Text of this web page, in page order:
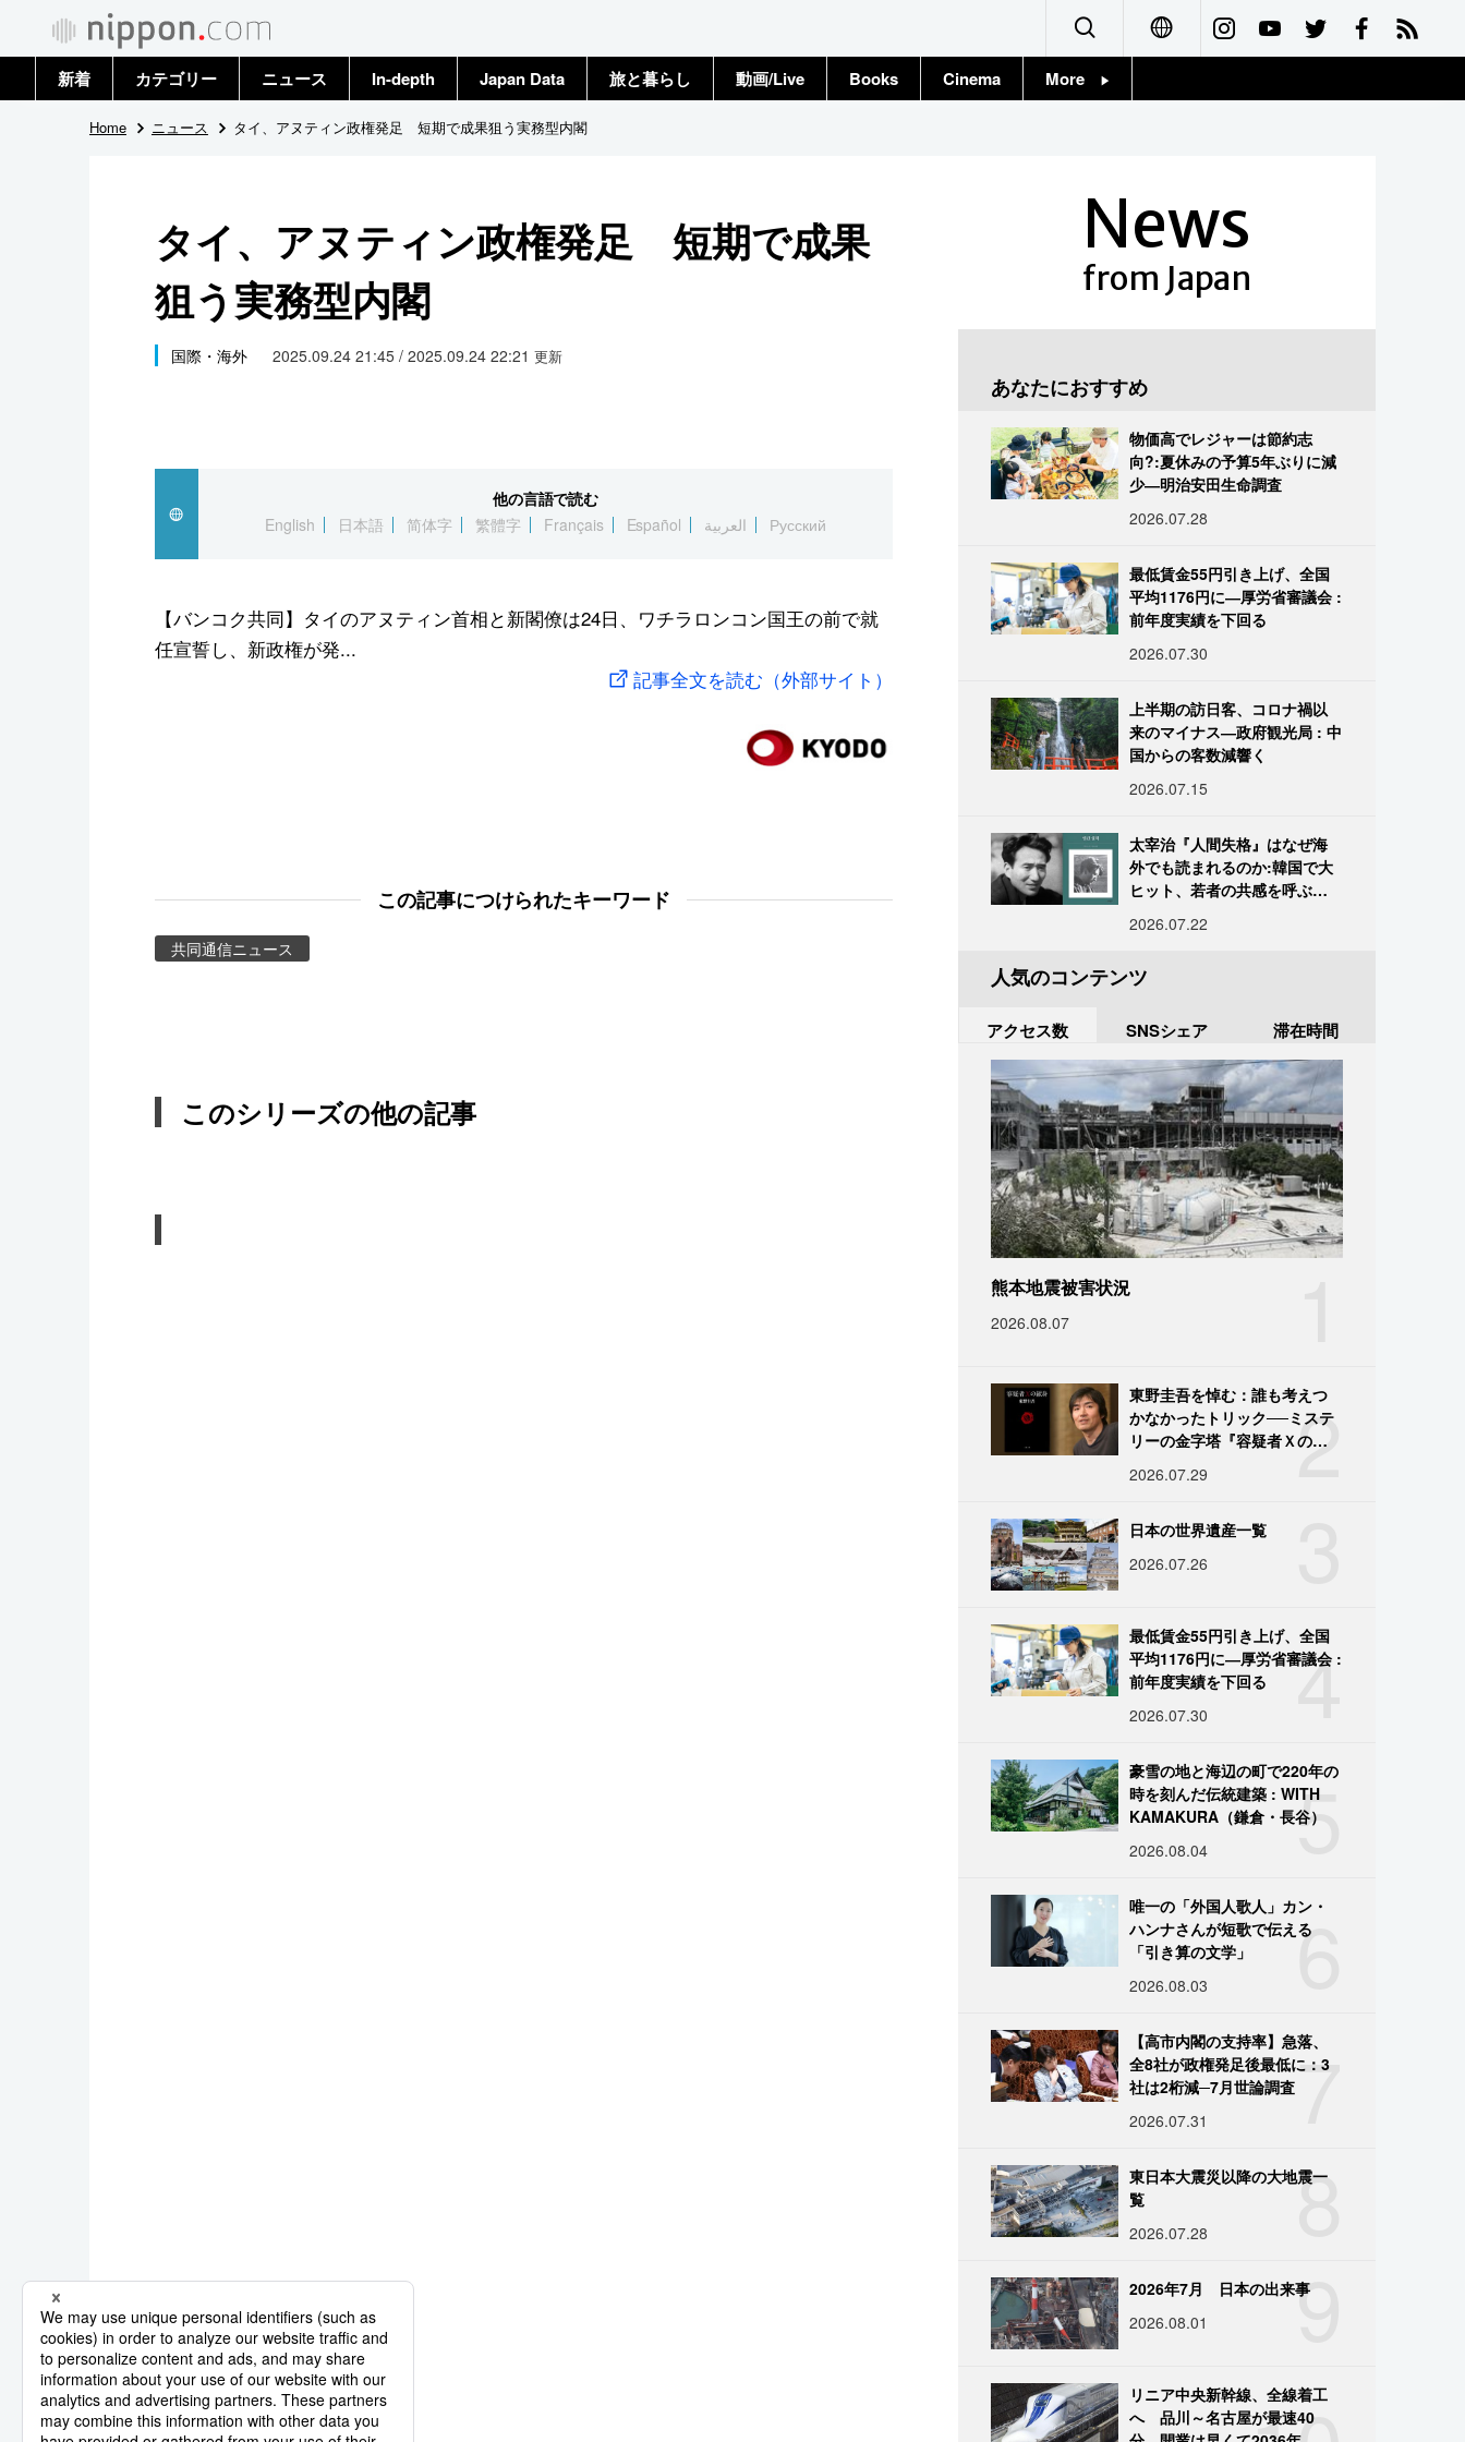
Français
新着 カテゴリー
政治・外交
国際
社会
文化
スポーツ・東京2020
ニュース
トップ
In-depth Japan Data 旅と暮らし 動画/Live Books Cinema More
Home ニュース タイ、アヌティン政権発足 短期で成果狙う実務型内閣
タイ、アヌティン政権発足 短期で成果
狙う実務型内閣
国際・海外 2025.09.24 21:45 / 2025.09.24 22:21 更新
他の言語で読む
English
日本語 简体字 繁體字 Français Español العربية Русский
【バンコク共同】タイのアヌティン首相と新閣僚は24日、ワチラロンコン国王の前で就
任宣誓し、新政権が発...
記事全文を読む（外部サイト）
この記事につけられたキーワード
共同通信ニュース
このシリーズの他の記事
News
from Japan
あなたにおすすめ
物価高でレジャーは節約志
向?:夏休みの予算5年ぶりに減
少―明治安田生命調査
2026.07.28
最低賃金55円引き上げ、全国
平均1176円に―厚労省審議会 :
前年度実績を下回る
2026.07.30
上半期の訪日客、コロナ禍以
来のマイナス―政府観光局 : 中
国からの客数減響く
2026.07.15
太宰治『人間失格』はなぜ海
外でも読まれるのか:韓国で大
ヒット、若者の共感を呼ぶ
2026.07.22
人気のコンテンツ
アクセス数 SNSシェア 滞在時間
熊本地震被害状況
2026.08.07
2
東野圭吾を悼む：誰も考えつ
かなかったトリック──ミステ
リーの金字塔『容疑者Ｘの献
2026.07.29
日本の世界遺産一覧
2026.07.26
4
最低賃金55円引き上げ、全国
平均1176円に―厚労省審議会 :
前年度実績を下回る
2026.07.30
5
豪雪の地と海辺の町で220年の
時を刻んだ伝統建築 : WITH
KAMAKURA（鎌倉・長谷）
2026.08.04
6
唯一の「外国人歌人」カン・
ハンナさんが短歌で伝える
「引き算の文学」
2026.08.03
7
【高市内閣の支持率】急落、
全8社が政権発足後最低に：3
社は2桁減─7月世論調査
2026.07.31
8
東日本大震災以降の大地震一
覧
2026.07.28
9
2026年7月 日本の出来事
2026.08.01
リニア中央新幹線、全線着工
へ 品川～名古屋が最速40